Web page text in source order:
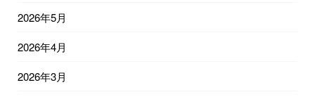
2026年5月
2026年4月
2026年3月